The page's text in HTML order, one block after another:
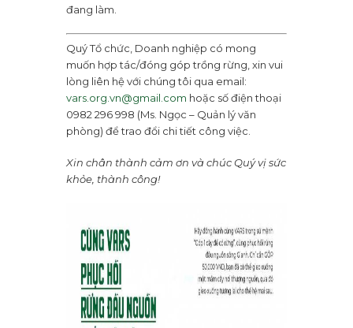
đang làm.
Quý Tổ chức, Doanh nghiệp có mong
muốn hợp tác/đóng góp trồng rừng, xin vui
lòng liên hệ với chúng tôi qua email:
vars.org.vn@gmail.com hoặc số điện thoại
0982 296 998 (Ms. Ngọc – Quản lý văn
phòng) để trao đổi chi tiết công việc.
Xin chân thành cảm ơn và chúc Quý vị sức
khỏe, thành công!